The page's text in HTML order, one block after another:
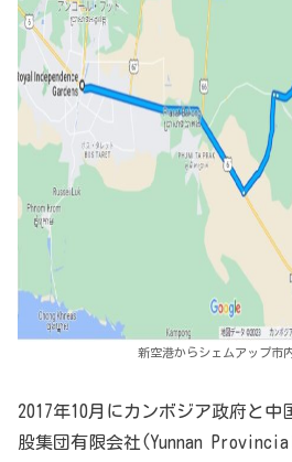
新空港からシェムアップ市
2017年10月にカンボジア政府と中
股集団有限会社(Yunnan